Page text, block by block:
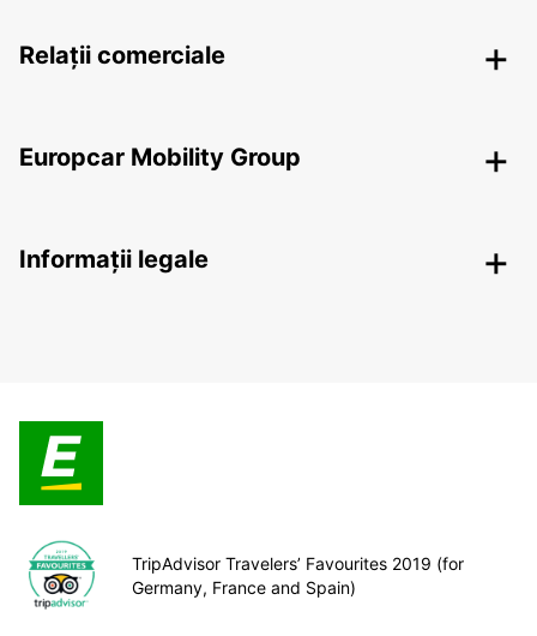
Relații comerciale
Europcar Mobility Group
Informații legale
TripAdvisor Travelers’ Favourites 2019 (for
Germany, France and Spain)